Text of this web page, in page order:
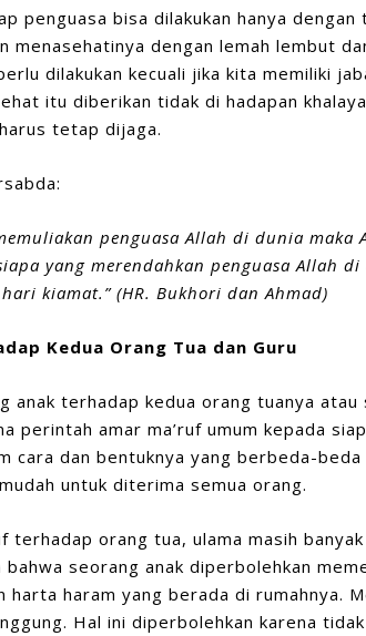
penguasa bisa dilakukan hanya
menasehatinya dengan lemah lembut
dilakukan kecuali jika kita memiliki
itu diberikan tidak di hadapan
tetap dijaga.
penguasa Allah di dunia maka
yang merendahkan penguasa Allah
kiamat.”(HR. Bukhori dan Ahmad)
Kedua Orang Tua dan Guru
anak terhadap kedua orang tuanya
perintah amar ma’ruf umum kepada
cara dan bentuknya yang berbeda-
untuk diterima semua orang.
terhadap orang tua, ulama masih
bahwa seorang anak diperbolehkan
harta haram yang berada di rumahnya.
Hal ini diperbolehkan karena